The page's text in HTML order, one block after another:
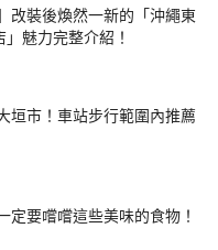
改裝後煥然一新的「沖繩東
魅力完整介紹！
垣市！車站步行範圍內推薦
定要嚐嚐這些美味的食物！